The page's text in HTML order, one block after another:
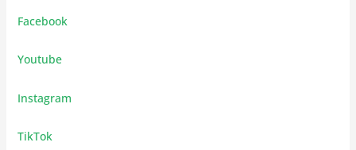
Facebook
Youtube
Instagram
TikTok